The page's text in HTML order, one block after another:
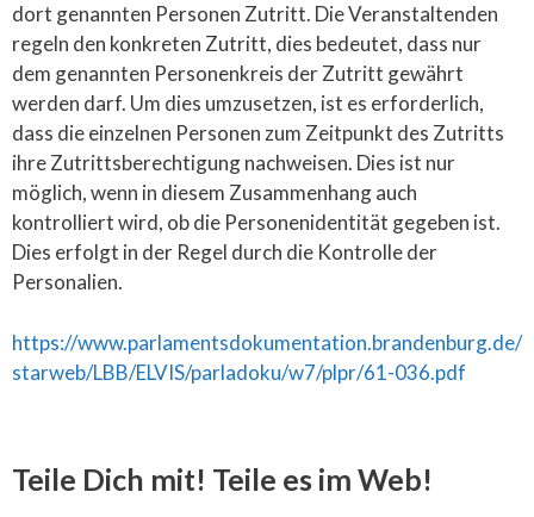
dort genannten Personen Zutritt. Die Veranstaltenden
regeln den konkreten Zutritt, dies bedeutet, dass nur
dem genannten Personenkreis der Zutritt gewährt
werden darf. Um dies umzusetzen, ist es erforderlich,
dass die einzelnen Personen zum Zeitpunkt des Zutritts
ihre Zutrittsberechtigung nachweisen. Dies ist nur
möglich, wenn in diesem Zusammenhang auch
kontrolliert wird, ob die Personenidentität gegeben ist.
Dies erfolgt in der Regel durch die Kontrolle der
Personalien.
https://www.parlamentsdokumentation.brandenburg.de/
starweb/LBB/ELVIS/parladoku/w7/plpr/61-036.pdf
Teile Dich mit! Teile es im Web!